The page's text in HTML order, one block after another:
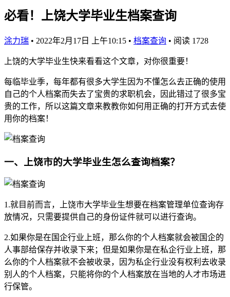
必看！上饶大学毕业生档案查询
涂力瑞 • 2022年2月17日 上午10:15 • 档案查询 • 阅读 1728
上饶的大学毕业生快来看看这个文章，对你很重要！
每临毕业季，每年都有很多大学生因为不懂怎么去正确的使用
自己的个人档案而失去了宝贵的求职机会，因此错过了很多宝
贵的工作，所以这篇文章来教教你如何用正确的打开方式去使
用你的档案！
一、上饶市的大学毕业生怎么查询档案？
1.就目前而言，上饶市大学毕业生想要在档案管理单位查询存
放情况，只需要提供自己的身份证件就可以进行查询。
2.如果你是在国企行业上班，那么你的个人档案就会被国企的
人事部给保存并收录下来；但是如果你是在私企行业上班，那
么你的个人档案就不会被收录，因为私企行业没有权利去收录
别人的个人档案，只能将你的个人档案放在当地的人才市场进
行保管。